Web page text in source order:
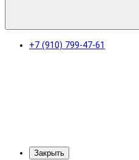
+7 (910) 799-47-61
Закрыть